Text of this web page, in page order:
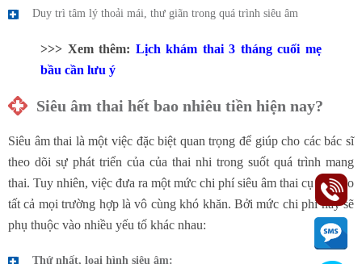
Duy trì tâm lý thoải mái, thư giãn trong quá trình siêu âm
>>> Xem thêm: Lịch khám thai 3 tháng cuối mẹ
bầu cần lưu ý
Siêu âm thai hết bao nhiêu tiền hiện nay?
Siêu âm thai là một việc đặc biệt quan trọng để giúp cho các bác sĩ
theo dõi sự phát triển của của thai nhi trong suốt quá trình mang
thai. Tuy nhiên, việc đưa ra một mức chi phí siêu âm thai cụ thể cho
tất cả mọi trường hợp là vô cùng khó khăn. Bởi mức chi phí này sẽ
phụ thuộc vào nhiều yếu tố khác nhau:
Thứ nhất, loại hình siêu âm: